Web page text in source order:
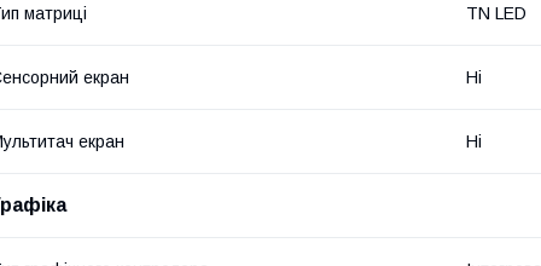
матриці TN LED
екран Ні
екран Ні